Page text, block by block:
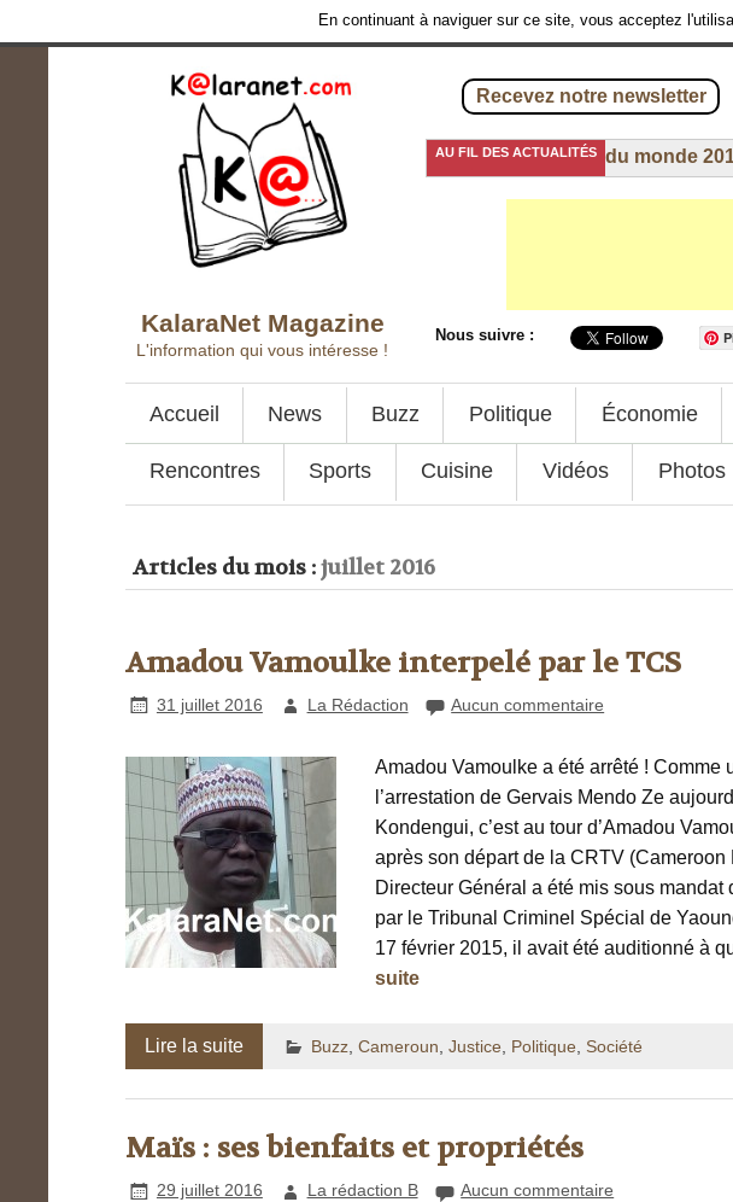
En continuant à naviguer sur ce site, vous acceptez
KalaraNet Magazine
L'information qui vous intéresse !
Recevez notre newsletter
AU FIL DES ACTUALITÉS
19 juillet 2016-Coupe du monde 2018 :
Nous suivre :
Accueil News Buzz Politique Économie
Rencontres Sports Cuisine Vidéos Photos
Articles du mois :juillet 2016
Amadou Vamoulke interpelé par le TCS
31 juillet 2016 La Rédaction Aucun commentaire
Amadou Vamoulke a été arrêté ! Comme
l’arrestation de Gervais Mendo Ze
Kondengui, c’est au tour d’Amadou
après son départ de la CRTV (Cameroon
Directeur Général a été mis sous
par le Tribunal Criminel Spécial de
17 février 2015, il avait été auditionné à
suite
Lire la suite Buzz, Cameroun Justice Politique Société
Maïs : ses bienfaits et propriétés
29 juillet 2016 La rédaction B Aucun commentaire